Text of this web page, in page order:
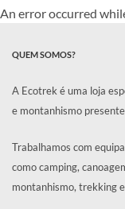
An error occurred
QUEM SOMOS?
A Ecotrek é uma loja
e montanhismo
Trabalhamos com
como camping,
montanhismo, trekking